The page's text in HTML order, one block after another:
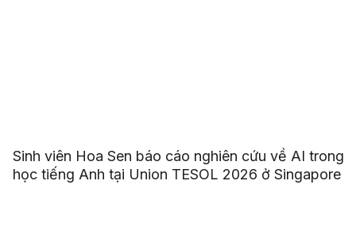
Sinh viên Hoa Sen báo cáo nghiên cứu về AI trong
học tiếng Anh tại Union TESOL 2026 ở Singapore